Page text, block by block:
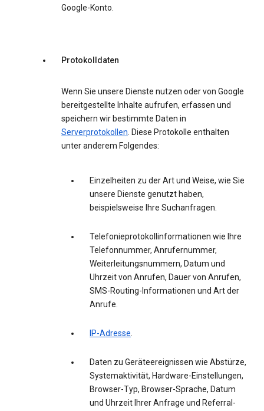
Google-Konto.
Protokolldaten
Wenn Sie unsere Dienste nutzen oder von Google
bereitgestellte Inhalte aufrufen, erfassen und
speichern wir bestimmte Daten in
Serverprotokollen. Diese Protokolle enthalten
unter anderem Folgendes:
Einzelheiten zu der Art und Weise, wie Sie
unsere Dienste genutzt haben,
beispielsweise Ihre Suchanfragen.
Telefonieprotokollinformationen wie Ihre
Telefonnummer, Anrufernummer,
Weiterleitungsnummern, Datum und
Uhrzeit von Anrufen, Dauer von Anrufen,
SMS-Routing-Informationen und Art der
Anrufe.
IP-Adresse.
Daten zu Geräteereignissen wie Abstürze,
Systemaktivität, Hardware-Einstellungen,
Browser-Typ, Browser-Sprache, Datum
und Uhrzeit Ihrer Anfrage und Referral-